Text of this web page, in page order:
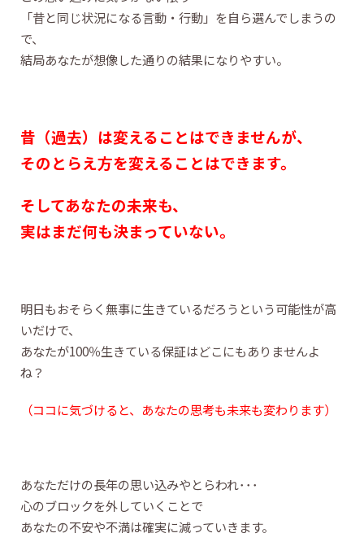
「昔と同じ状況になる言動・行動」を自ら選んでしまうの
で、
結局あなたが想像した通りの結果になりやすい。
昔（過去）は変えることはできませんが、
そのとらえ方を変えることはできます。
そしてあなたの未来も、
実はまだ何も決まっていない。
明日もおそらく無事に生きているだろうという可能性が高
いだけで、
あなたが100％生きている保証はどこにもありませんよ
ね？
（ココに気づけると、あなたの思考も未来も変わります）
あなただけの長年の思い込みやとらわれ･･･
心のブロックを外していくことで
あなたの不安や不満は確実に減っていきます。